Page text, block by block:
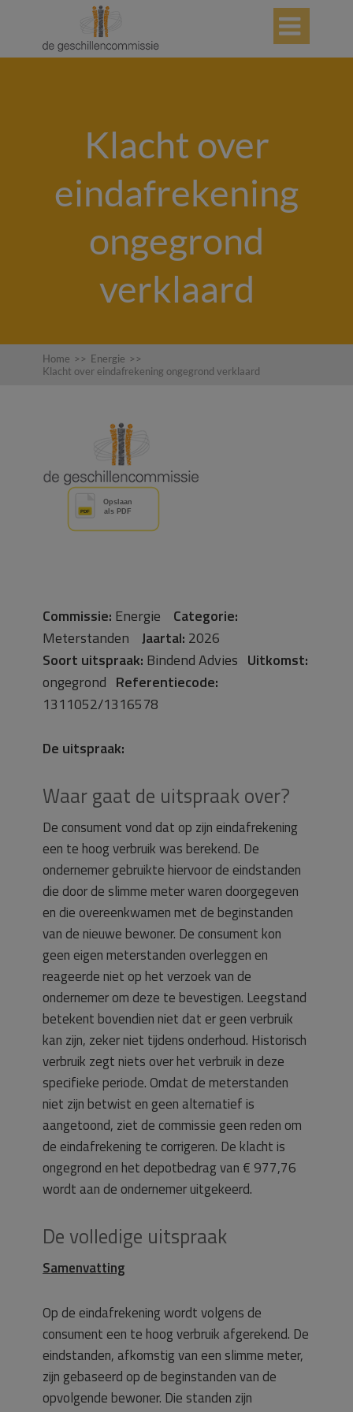

Klacht over
eindafrekening
ongegrond
verklaard
Home >> Energie >>
Klacht over eindafrekening ongegrond verklaard
Commissie: Energie Categorie:
Meterstanden Jaartal: 2026
Soort uitspraak: Bindend Advies Uitkomst:
ongegrond Referentiecode:
1311052/1316578
De uitspraak:
Waar gaat de uitspraak over?
De consument vond dat op zijn eindafrekening
een te hoog verbruik was berekend. De
ondernemer gebruikte hiervoor de eindstanden
die door de slimme meter waren doorgegeven
en die overeenkwamen met de beginstanden
van de nieuwe bewoner. De consument kon
geen eigen meterstanden overleggen en
reageerde niet op het verzoek van de
ondernemer om deze te bevestigen. Leegstand
betekent bovendien niet dat er geen verbruik
kan zijn, zeker niet tijdens onderhoud. Historisch
verbruik zegt niets over het verbruik in deze
specifieke periode. Omdat de meterstanden
niet zijn betwist en geen alternatief is
aangetoond, ziet de commissie geen reden om
de eindafrekening te corrigeren. De klacht is
ongegrond en het depotbedrag van € 977,76
wordt aan de ondernemer uitgekeerd.
De volledige uitspraak
Samenvatting
Op de eindafrekening wordt volgens de
consument een te hoog verbruik afgerekend. De
eindstanden, afkomstig van een slimme meter,
zijn gebaseerd op de beginstanden van de
opvolgende bewoner. Die standen zijn